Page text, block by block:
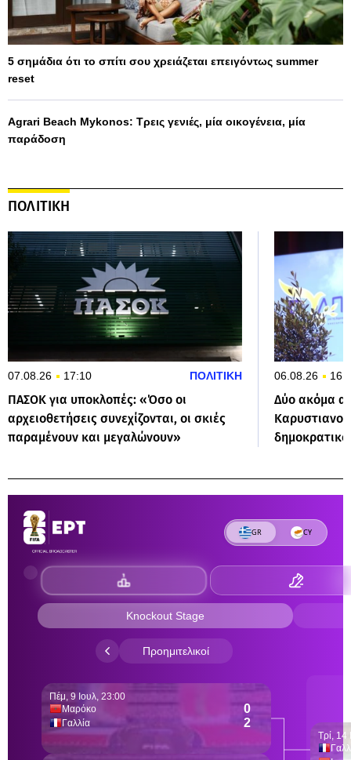
5 σημάδια ότι το σπίτι σου χρειάζεται επειγόντως summer
reset
Agrari Beach Mykonos: Τρεις γενιές, μία οικογένεια, μία
παράδοση
ΠΟΛΙΤΙΚΗ
07.08.26 17:10 ΠΟΛΙΤΙΚΗ
ΠΑΣΟΚ για υποκλοπές: «Όσο οι
αρχειοθετήσεις συνεχίζονται, οι σκιές
παραμένουν και μεγαλώνουν»
06.08.26
Δύο ακόμα